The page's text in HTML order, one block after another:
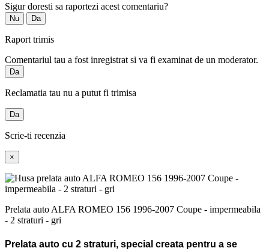
Sigur doresti sa raportezi acest comentariu?
Nu Da
Raport trimis
Comentariul tau a fost inregistrat si va fi examinat de un moderator.
Da
Reclamatia tau nu a putut fi trimisa
Da
Scrie-ti recenzia
×
Prelata auto ALFA ROMEO 156 1996-2007 Coupe - impermeabila
- 2 straturi - gri
Prelata auto cu 2 straturi, special creata pentru a se